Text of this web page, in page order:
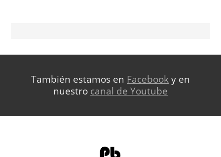
También estamos en Facebooky en
nuestro canal de Youtube